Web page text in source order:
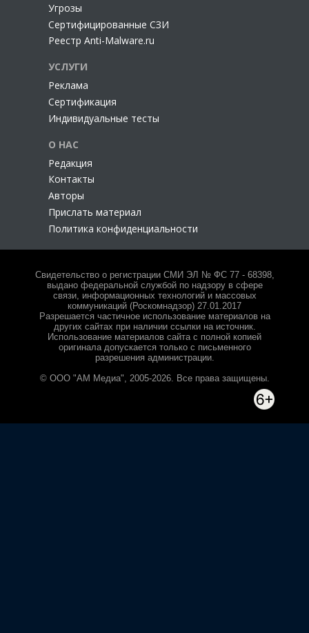
Угрозы
Сертифицированные СЗИ
Реестр Anti-Malware.ru
УСЛУГИ
Реклама
Сертификация
Индивидуальные тесты
О НАС
Редакция
Контакты
Авторы
Прислать материал
Политика конфиденциальности
Свидетельство о регистрации СМИ ЭЛ № ФС 77 - 68398,
выдано федеральной службой по надзору в сфере
связи, информационных технологий и массовых
коммуникаций (Роскомнадзор) 27.01.2017
Разрешается частичное использование материалов на
других сайтах при наличии ссылки на источник.
Использование материалов сайта с полной копией
оригинала допускается только с письменного
разрешения администрации.
© ООО "АМ Медиа", 2005-2026. Все права защищены.